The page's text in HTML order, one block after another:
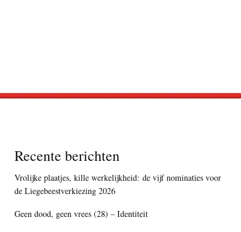
Recente berichten
Vrolijke plaatjes, kille werkelijkheid: de vijf nominaties voor
de Liegebeestverkiezing 2026
Geen dood, geen vrees (28) – Identiteit